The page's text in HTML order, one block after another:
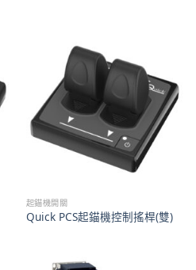
起錨機開關
Quick PCS起錨機控制搖桿(雙)